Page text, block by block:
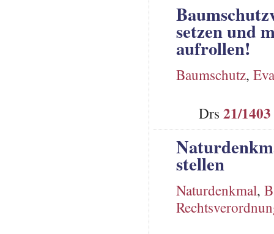
setzen und
aufrollen!
Baumschutz,
Drs 21/1403
stellen
Naturdenkmal,